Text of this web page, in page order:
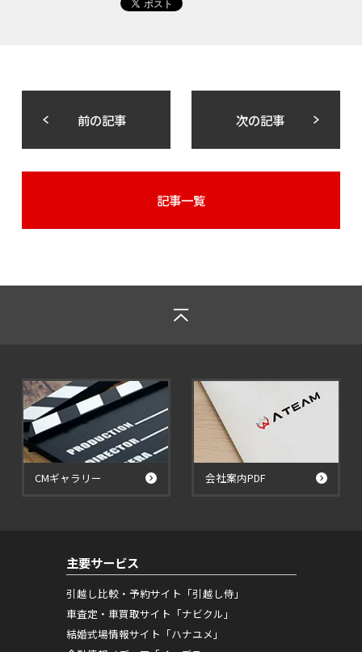
前の記事 次の記事
記事一覧
CMギャラリー 会社案内PDF
主要サービス
引越し比較・予約サイト「引越し侍」
車査定・車買取サイト「ナビクル」
結婚式場情報サイト「ハナユメ」